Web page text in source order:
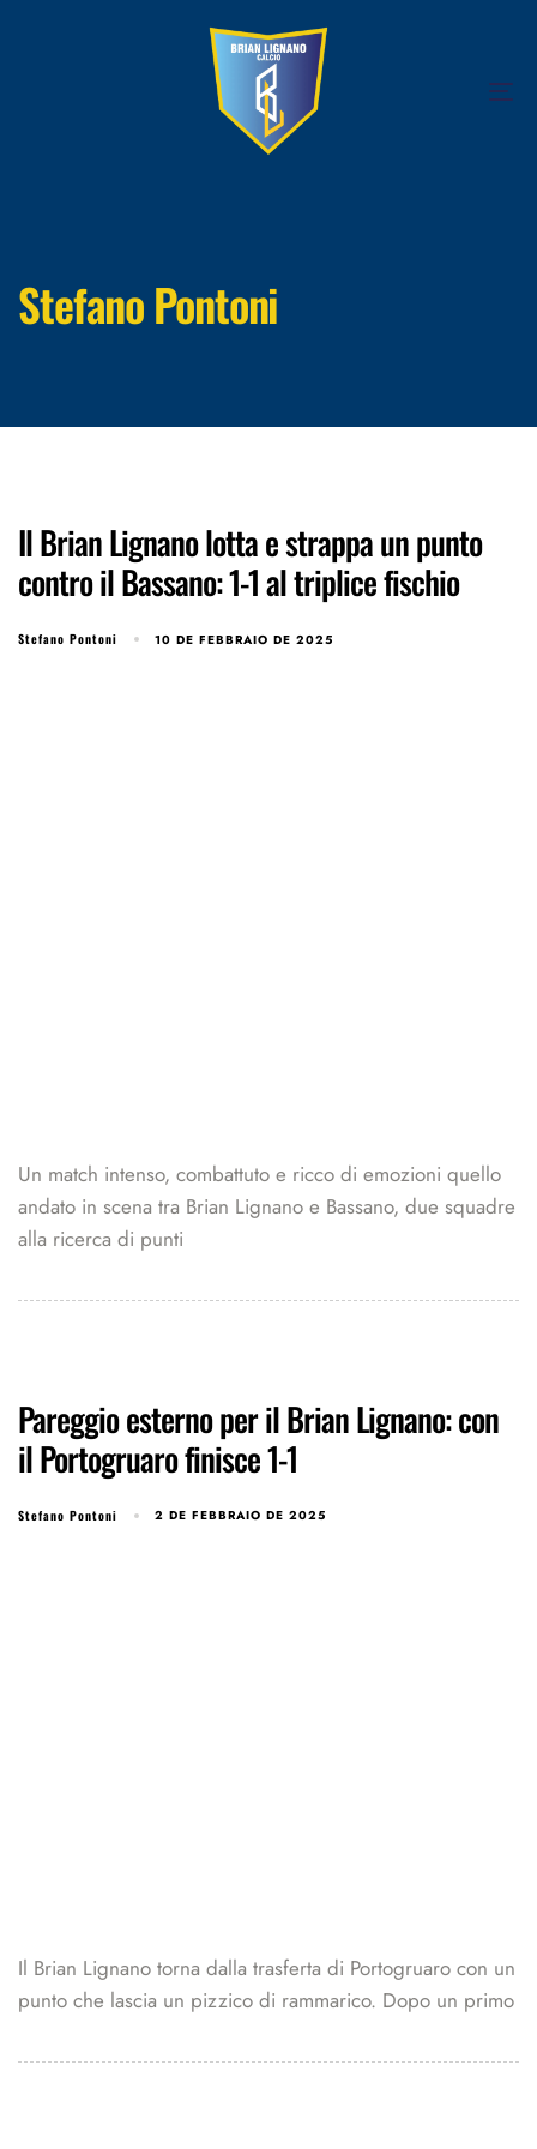
Stefano Pontoni
Il Brian Lignano lotta e strappa un punto
contro il Bassano: 1-1 al triplice fischio
Stefano Pontoni 10 DE FEBBRAIO DE 2025
Un match intenso, combattuto e ricco di emozioni quello
andato in scena tra Brian Lignano e Bassano, due squadre
alla ricerca di punti
Pareggio esterno per il Brian Lignano: con
il Portogruaro finisce 1-1
Stefano Pontoni 2 DE FEBBRAIO DE 2025
Il Brian Lignano torna dalla trasferta di Portogruaro con un
punto che lascia un pizzico di rammarico. Dopo un primo